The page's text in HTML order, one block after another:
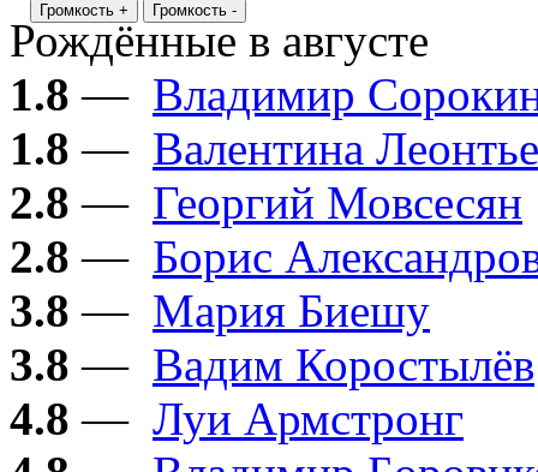
Громкость +
Громкость -
Рождённые в августе
1.8 — Владимир
1.8 — Валентина
2.8 — Георгий Мовсесян
2.8 — Борис
3.8 — Мария Биешу
3.8 — Вадим Коростылёв
4.8 — Луи Армстронг